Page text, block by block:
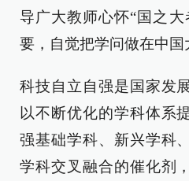
导广大教师心怀“国之
要，自觉把学问做在中国
科技自立自强是国家发
以不断优化的学科体系
强基础学科、新兴学科
学科交叉融合的催化剂